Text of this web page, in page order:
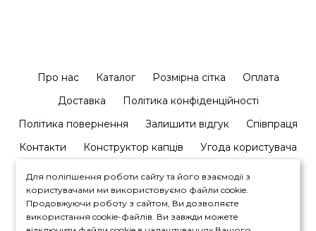
Про нас Каталог Розмірна сітка
Оплата
Доставка
Політика конфіденційності
Політика повернення
Залишити відгук
Співпраця
Контакти
Конструктор капців Угода користувача
Для поліпшення роботи сайту та його взаємодії з
користувачами ми використовуємо файли cookie.
Продовжуючи роботу з сайтом, Ви дозволяєте
використання cookie-файлів. Ви завжди можете